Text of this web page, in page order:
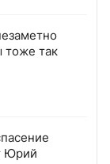
тоже так
Юрий